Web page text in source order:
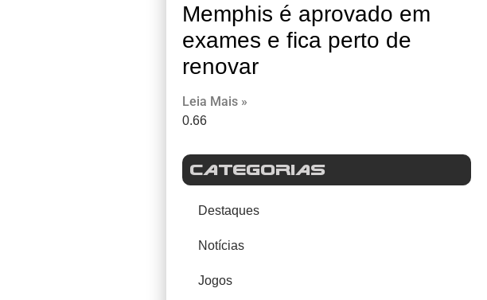
Memphis é aprovado em
exames e fica perto de
renovar
Leia Mais »
CATEGORIAS
Destaques
Notícias
Jogos